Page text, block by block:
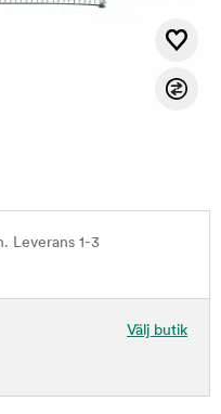
Leverans 1-3
Välj butik